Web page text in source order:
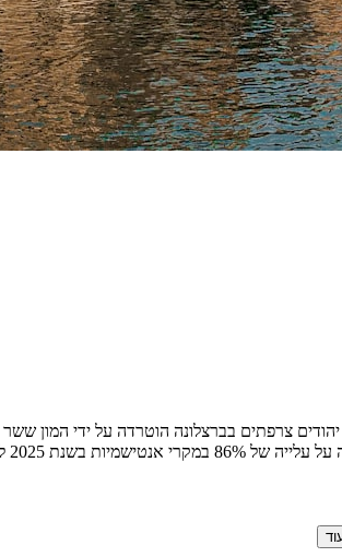
חששות לגבי בטיחותם של מטיילים יהודים וישראלים. ביולי 2026, קבוצת תיירים
לעומת השנה הק